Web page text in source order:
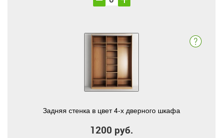
Задняя стенка в цвет 4-х дверного шкафа
1200 руб.